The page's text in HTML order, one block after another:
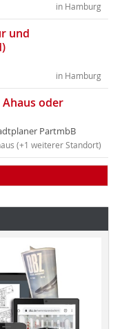
in Hamburg
und
in Hamburg
oder
PartmbB
(+1 weiterer Standort)